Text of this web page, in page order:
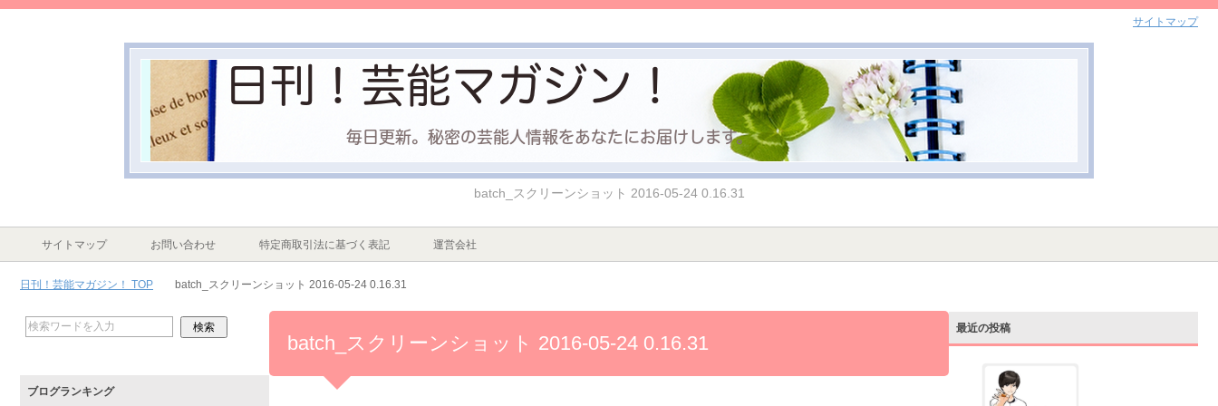
batch_スクリーンショット 2016-05-24 0.16.31
サイトマップ お問い合わせ 特定商取引法に基づく表記 運営会社
日刊！芸能マガジン！ TOP batch_スクリーンショット 2016-05-24 0.16.31
batch_スクリーンショット 2016-05-24 0.16.31
ブログランキング
最近の投稿
サイトマップ